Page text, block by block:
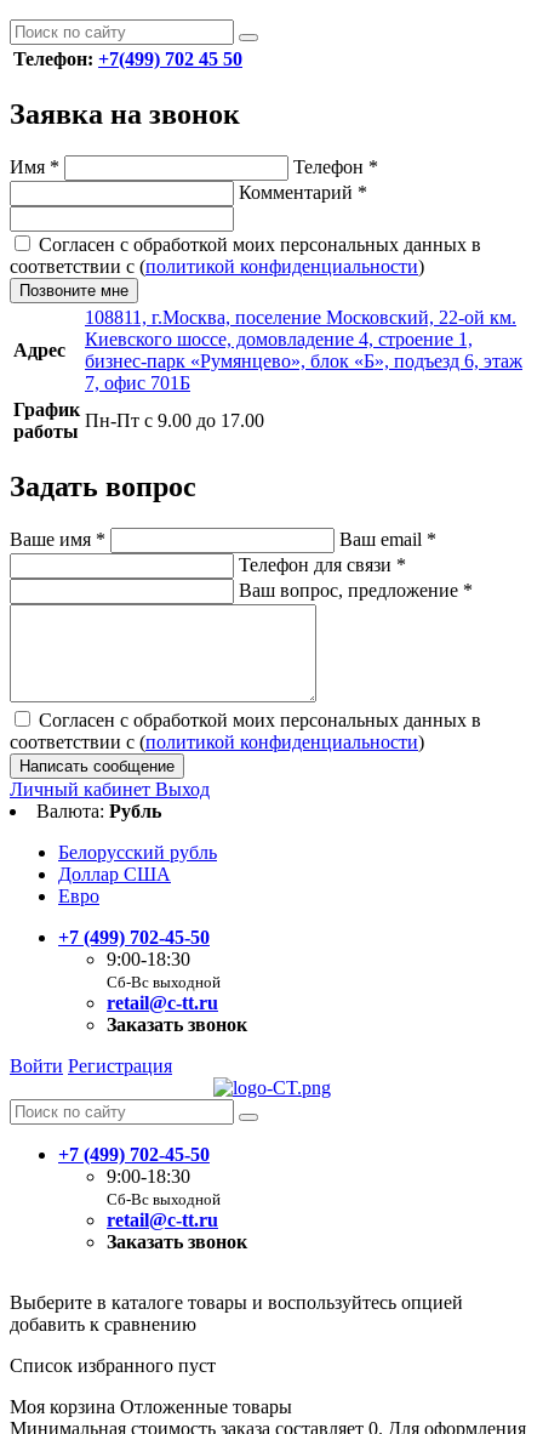
Телефон: +7(499) 702 45 50
Заявка на звонок
Имя * Телефон *
Комментарий *
Согласен с обработкой моих персональных данных в
соответствии с (политикой конфиденциальности)
Позвоните мне
Адрес
108811, г.Москва, поселение Московский, 22-ой км.
Киевского шоссе, домовладение 4, строение 1,
бизнес-парк «Румянцево», блок «Б», подъезд 6, этаж
7, офис 701Б
График
работы
Пн-Пт с 9.00 до 17.00
Задать вопрос
Ваше имя * Ваш email *
Телефон для связи *
Ваш вопрос, предложение *
Согласен с обработкой моих персональных данных в
соответствии с (политикой конфиденциальности)
Написать сообщение
Личный кабинет Выход
Валюта: Рубль
Белорусский рубль
Доллар США
Евро
+7 (499) 702-45-50
9:00-18:30
Сб-Вс выходной
retail@c-tt.ru
Заказать звонок
Войти Регистрация
+7 (499) 702-45-50
9:00-18:30
Сб-Вс выходной
retail@c-tt.ru
Заказать звонок
Выберите в каталоге товары и воспользуйтесь опцией
добавить к сравнению
Список избранного пуст
Моя корзина Отложенные товары
Минимальная стоимость заказа составляет 0. Для оформления